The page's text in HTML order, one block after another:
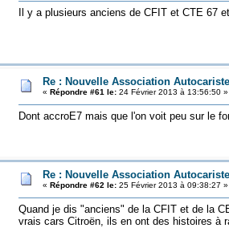
Il y a plusieurs anciens de CFIT et CTE 67
Re : Nouvelle Association
« Répondre #61 le:24 Février 2013 à 13:56:50 »
Dont accroE7 mais que l'on voit peu sur le
Re : Nouvelle Association
« Répondre #62 le:25 Février 2013 à 09:38:27 »
Quand je dis "anciens" de la CFIT et de la
vrais cars Citroën, ils en ont des histoires à